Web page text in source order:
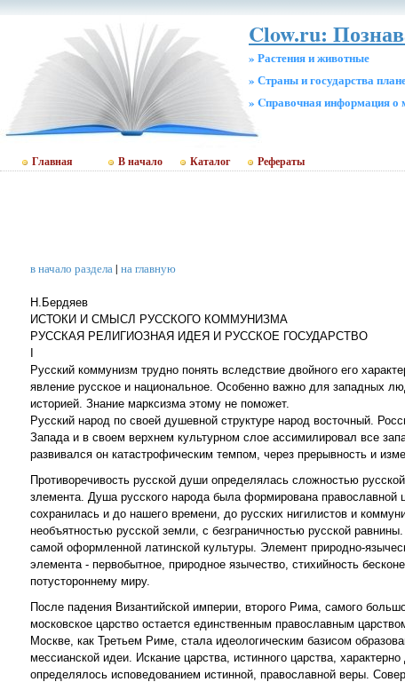
Clow.ru:
» Растения и животные
» Страны и государства
» Cправочная информация о
Главная В начало Каталог Рефераты
в начало раздела| на главную
Н.Бердяев
ИСТОКИ И СМЫСЛ РУССКОГО КОММУНИЗМА
РУССКАЯ РЕЛИГИОЗНАЯ ИДЕЯ И РУССКОЕ ГОСУДАРСТВО
Русский коммунизм трудно понять вследствие двойного его
явление русское и национальное. Особенно важно для западных
историей. Знание марксизма этому не поможет.
Русский народ по своей душевной структуре народ восточный.
Запада и в своем верхнем культурном слое ассимилировал все
развивался он катастрофическим темпом, через прерывность и
Противоречивость русской души определялась сложностью
злемента. Душа русского народа была формирована
сохранилась и до нашего времени, до русских нигилистов и
необъятностью русской земли, с безграничностью русской
самой оформленной латинской культуры. Элемент природно-
элемента - первобытное, природное язычество, стихийность
потустороннему миру.
После падения Византийской империи, второго Рима, самого
московское царство остается единственным православным
Москве, как Третьем Риме, стала идеологическим базисом
мессианской идеи. Искание царства, истинного царства,
определялось исповедованием истинной, православной веры.